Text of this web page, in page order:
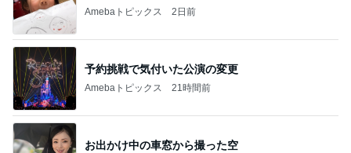
Amebaトピックス 2日前
予約挑戦で気付いた公演の変更
Amebaトピックス 21時間前
お出かけ中の車窓から撮った空